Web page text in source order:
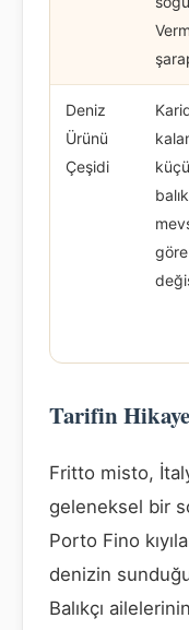
Deniz
Ürünü
Çeşidi
göre
Tarifin
Fritto misto,
geleneksel bir
Porto Fino
denizin
Balıkçı